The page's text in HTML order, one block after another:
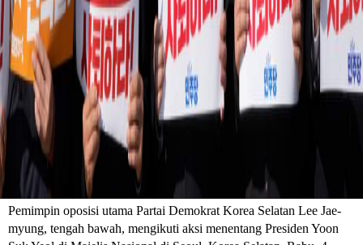
Pemimpin oposisi utama Partai Demokrat Korea Selatan Lee Jae-
myung, tengah bawah, mengikuti aksi menentang Presiden Yoon